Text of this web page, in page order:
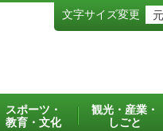
文字サイズ変更
スポーツ・
教育・文化
観光・産業・
しごと